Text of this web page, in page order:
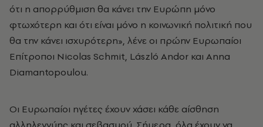
ότι η απορρύθμιση θα κάνει την Ευρώπη μόνο
φτωχότερη και ότι είναι μόνο η κοινωνική πολιτική που
θα την κάνει ισχυρότερη», λένε οι πρώην Ευρωπαίοι
Επίτροποι Nicolas Schmit, László Andor και Anna
Diamantopoulou.
Οι Ευρωπαίοι ηγέτες έχουν χάσει κάθε αίσθηση